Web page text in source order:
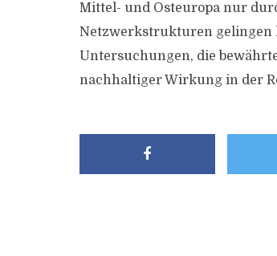
Mittel- und Osteuropa nur
Netzwerkstrukturen gelingen
Untersuchungen, die
nachhaltiger Wirkung in der